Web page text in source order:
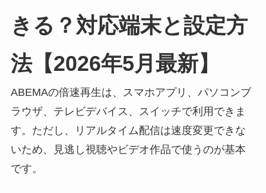
きる？対応端末と設定方
法【2026年5月最新】
ABEMAの倍速再生は、スマホアプリ、パソコンブ
ラウザ、テレビデバイス、スイッチで利用できま
す。ただし、リアルタイム配信は速度変更できな
いため、見逃し視聴やビデオ作品で使うのが基本
です。